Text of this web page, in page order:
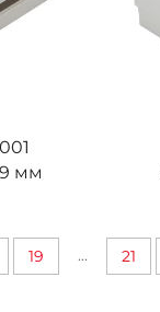
мм
19 ... 21